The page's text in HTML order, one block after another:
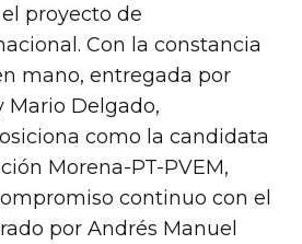
proyecto de
Con la constancia
mano, entregada por
Mario Delgado,
como la candidata
Morena-PT-PVEM,
continuo con el
por Andrés Manuel